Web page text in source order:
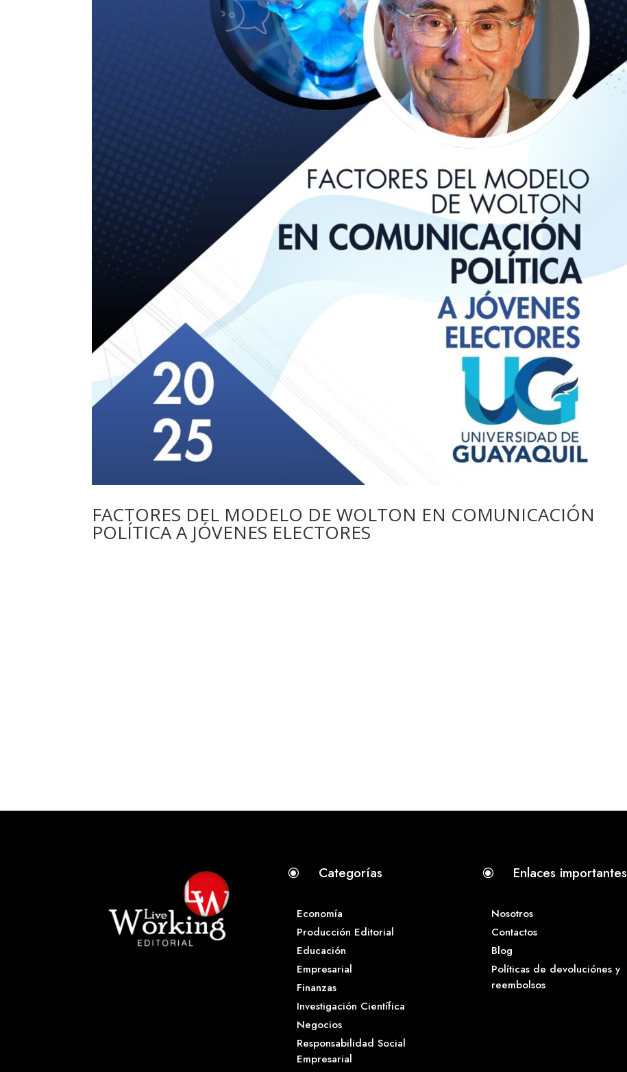
FACTORES DEL MODELO DE WOLTON EN COMUNICACIÓN
POLÍTICA A JÓVENES ELECTORES
\ Categorías
Economía
Producción Editorial
Educación
Empresarial
Finanzas
Investigación Científica
Negocios
Responsabilidad Social
Empresarial
\ Enlaces importantes
Nosotros
Contactos
Blog
Políticas de devoluciónes y
reembolsos